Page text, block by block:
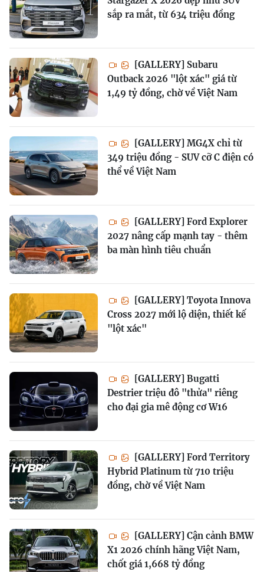
sắp ra mắt, từ 634 triệu đồng
[GALLERY] Subaru
Outback 2026 "lột xác" giá từ
1,49 tỷ đồng, chờ về Việt Nam
[GALLERY] MG4X chỉ từ
349 triệu đồng - SUV cỡ C điện có
thể về Việt Nam
[GALLERY] Ford Explorer
2027 nâng cấp mạnh tay - thêm
ba màn hình tiêu chuẩn
[GALLERY] Toyota Innova
Cross 2027 mới lộ diện, thiết kế
"lột xác"
[GALLERY] Bugatti
Destrier triệu đô "thửa" riêng
cho đại gia mê động cơ W16
[GALLERY] Ford Territory
Hybrid Platinum từ 710 triệu
đồng, chờ về Việt Nam
[GALLERY] Cận cảnh BMW
X1 2026 chính hãng Việt Nam,
chốt giá 1,668 tỷ đồng